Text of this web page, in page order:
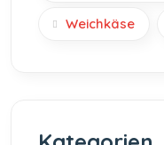
Weichkäse